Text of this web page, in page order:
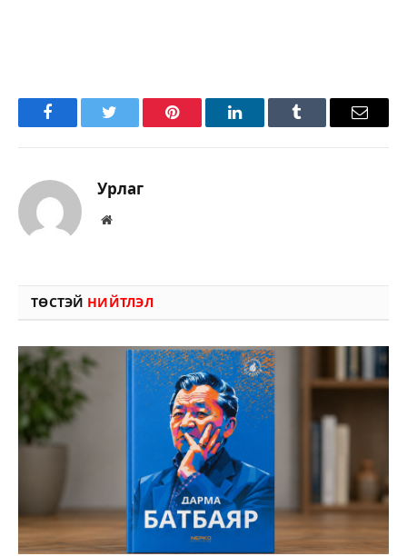
FacebookTwitter Pinterest LinkedInTumblr Имэйл
Урлаг
Вэбсайт
ТӨСТЭЙ НИЙТЛЭЛ